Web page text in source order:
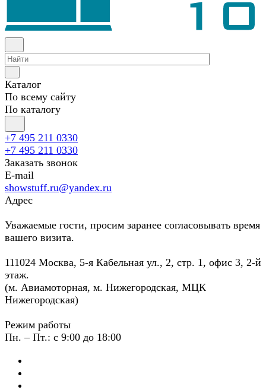
Каталог
По всему сайту
По каталогу
+7 495 211 0330
+7 495 211 0330
Заказать звонок
E-mail
showstuff.ru@yandex.ru
Адрес
Уважаемые гости, просим заранее согласовывать время
вашего визита.
111024 Москва, 5-я Кабельная ул., 2, стр. 1, офис 3, 2-й
этаж.
(м. Авиамоторная, м. Нижегородская, МЦК
Нижегородская)
Режим работы
Пн. – Пт.: с 9:00 до 18:00